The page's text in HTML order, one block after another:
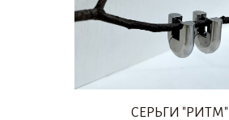
СЕРЬГИ "РИТМ"